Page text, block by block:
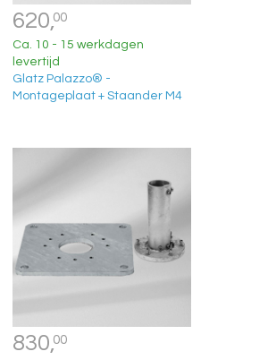
620,00
Ca. 10 - 15 werkdagen
levertijd
Glatz Palazzo® -
Montageplaat + Staander M4
830,00